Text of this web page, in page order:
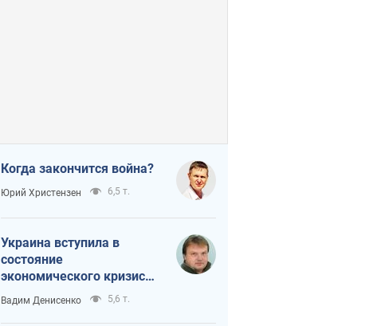
Когда закончится война?
Юрий Христензен 6,5 т.
Украина вступила в
состояние
экономического кризиса.
Есть ли свет в конце
туннеля?
Вадим Денисенко 5,6 т.